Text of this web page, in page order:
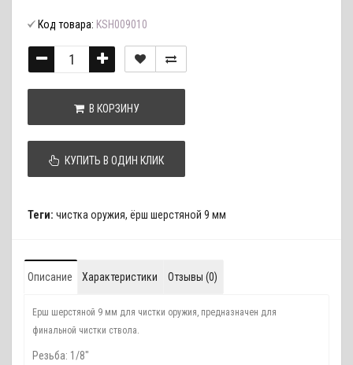
Код товара: KSH009010
В КОРЗИНУ
КУПИТЬ В ОДИН КЛИК
Теги: чистка оружия, ёрш шерстяной 9 мм
Описание Характеристики Отзывы (0)
Ерш шерстяной 9 мм для чистки оружия, предназначен для
финальной чистки ствола
Резьба: 1/8"